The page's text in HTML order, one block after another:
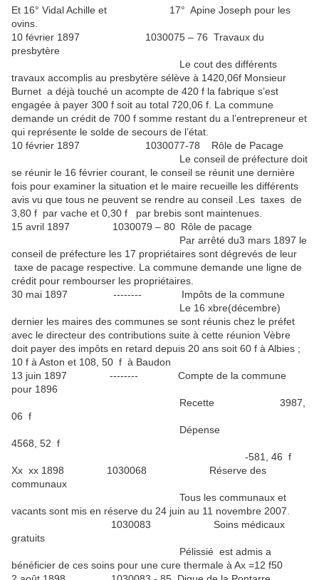
Et 16° Vidal Achille et 17° Apine Joseph pour les
ovins.
10 février 1897 1030075 – 76 Travaux du
presbytère
Le cout des différents
travaux accomplis au presbytère sélève à 1420,06f Monsieur
Burnet a déjà touché un acompte de 420 f la fabrique s’est
engagée à payer 300 f soit au total 720,06 f. La commune
demande un crédit de 700 f somme restant du a l’entrepreneur et
qui représente le solde de secours de l’état.
10 février 1897 1030077-78 Rôle de Pacage
Le conseil de préfecture doit
se réunir le 16 février courant, le conseil se réunit une dernière
fois pour examiner la situation et le maire recueille les différents
avis vu que tous ne peuvent se rendre au conseil .Les taxes de
3,80 f par vache et 0,30 f par brebis sont maintenues.
15 avril 1897 1030079 – 80 Rôle de pacage
Par arrêté du3 mars 1897 le
conseil de préfecture les 17 propriétaires sont dégrevés de leur
taxe de pacage respective. La commune demande une ligne de
crédit pour rembourser les propriétaires.
30 mai 1897 -------- Impôts de la commune
Le 16 xbre(décembre)
dernier les maires des communes se sont réunis chez le préfet
avec le directeur des contributions suite à cette réunion Vèbre
doit payer des impôts en retard depuis 20 ans soit 60 f à Albies ;
10 f à Aston et 108, 50 f à Baudon
13 juin 1897 -------- Compte de la commune
pour 1896
Recette 3987,
06 f
Dépense
4568, 52 f
-581, 46 f
Xx xx 1898 1030068 Réserve des
communaux
Tous les communaux et
vacants sont mis en réserve du 24 juin au 11 novembre 2007.
1030083 Soins médicaux
gratuits
Pélissié est admis a
bénéficier de ces soins pour une cure thermale à Ax =12 f50